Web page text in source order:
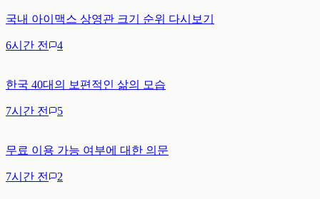
국내 아이맥스 상영관 크기 순위 다시보기
6시간 전 4
한국 40대의 보편적인 삶의 모습
7시간 전 5
무료 이용 가능 여부에 대한 의문
7시간 전 2